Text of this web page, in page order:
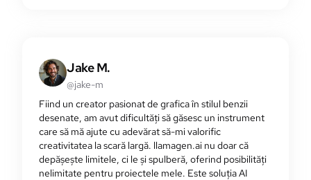
Jake M.
@jake-m
Fiind un creator pasionat de grafica în stilul benzii
desenate, am avut dificultăți să găsesc un instrument
care să mă ajute cu adevărat să-mi valorific
creativitatea la scară largă. llamagen.ai nu doar că
depășește limitele, ci le și spulberă, oferind posibilități
nelimitate pentru proiectele mele. Este soluția AI